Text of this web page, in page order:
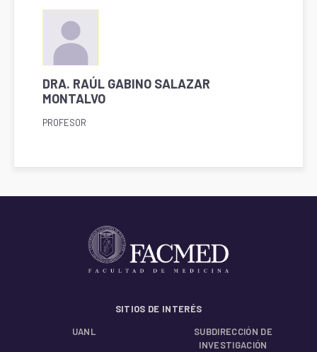
DRA. RAÚL GABINO SALAZAR
MONTALVO
PROFESOR
SITIOS DE INTERÉS
UANL
SUBDIRECCIÓN DE
INVESTIGACIÓN